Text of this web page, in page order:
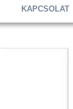
KAPCSOLAT